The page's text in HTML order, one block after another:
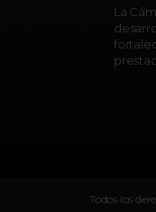
La
Todos los